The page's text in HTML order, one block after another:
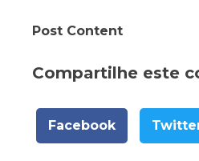
Post Content
Compartilhe este
Facebook